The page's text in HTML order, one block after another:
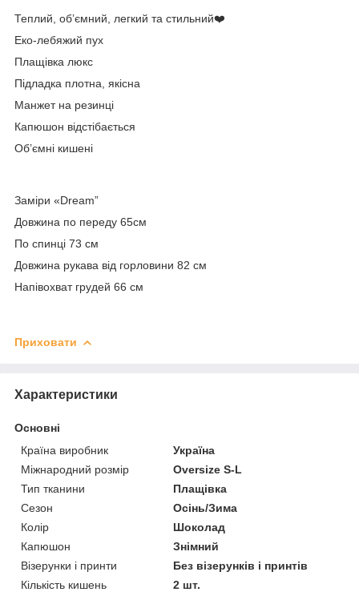
Теплий, обʼємний, легкий та стильний❤️
Еко-лебяжий пух
Плащівка люкс
Підладка плотна, якісна
Манжет на резинці
Капюшон відстібається
Об’ємні кишені
Заміри «Dream”
Довжина по переду 65см
По спинці 73 см
Довжина рукава від горловини 82 см
Напівохват грудей 66 см
Приховати
Характеристики
Основні
Країна виробник
Україна
Міжнародний розмір
Oversize S-L
Тип тканини
Плащівка
Сезон
Осінь/Зима
Колір
Шоколад
Капюшон
Знімний
Візерунки і принти
Без візерунків і принтів
Кількість кишень
2 шт.